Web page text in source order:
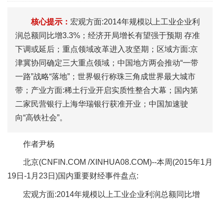
核心提示： 宏观方面:2014年规模以上工业企业利
润总额同比增3.3%；经济开局增长有望强于预期 存准
下调或延后；重点领域改革进入攻坚期；区域方面:京
津冀协同确定三大重点领域；中国地方两会推动“一带
一路”战略“落地”；世界银行称珠三角成世界最大城市
带；产业方面:稀土行业开启实质性整合大幕；国内第
二家民营银行上海华瑞银行获准开业；中国加速驶
向“高铁社会”。
作者尹杨
北京(CNFIN.COM /XINHUA08.COM)--本周(2015年1月
19日-1月23日)国内重要财经事件盘点:
宏观方面:2014年规模以上工业企业利润总额同比增